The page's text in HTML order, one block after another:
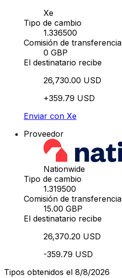
Xe
Tipo de cambio
1.336500
Comisión de transferencia
0 GBP
El destinatario recibe
26,730.00 USD
+359.79 USD
Enviar con Xe
Proveedor
Nationwide
Tipo de cambio
1.319500
Comisión de transferencia
15.00 GBP
El destinatario recibe
26,370.20 USD
-359.79 USD
Tipos obtenidos el 8/8/2026